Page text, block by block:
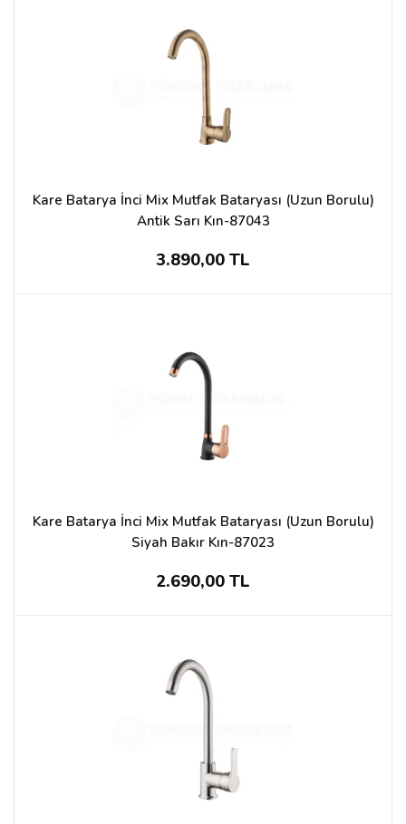
Kare Batarya İnci Mix Mutfak Bataryası (Uzun Borulu)
Antik Sarı Kın-87043
3.890,00 TL
Kare Batarya İnci Mix Mutfak Bataryası (Uzun Borulu)
Siyah Bakır Kın-87023
2.690,00 TL